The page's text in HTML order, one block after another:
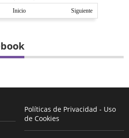
Siguiente
Inicio
Políticas de Privacidad - Uso
de Cookies